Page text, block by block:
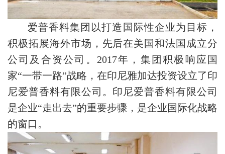
爱普香料集团以打造国际性企业为目标，
积极拓展海外市场，先后在美国和法国成立分
公司及合资公司。2017年，集团积极响应国
家“一带一路”战略，在印尼雅加达投资设立了印
尼爱普香料有限公司。印尼爱普香料有限公司
是企业“走出去”的重要步骤，是企业国际化战略
的窗口。